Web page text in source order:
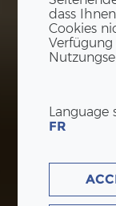
dass
Cookies
Language
FR